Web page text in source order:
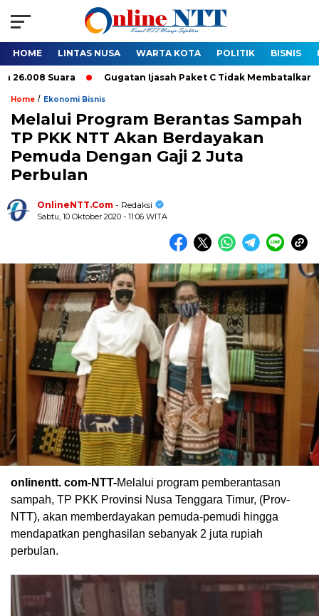
HOME LINTAS NUSA WARTA KOTA POLITIK BISNIS
Suara Gugatan Ijasah Paket C Tidak Membatalkan
Home / Ekonomi Bisnis
Melalui Program Berantas Sampah
TP PKK NTT Akan Berdayakan
Pemuda Dengan Gaji 2 Juta
Perbulan
OnlineNTT.Com - Redaksi
Sabtu, 10 Oktober 2020 - 11:06 WITA
onlinentt. com-NTT-Melalui program pemberantasan
sampah, TP PKK Provinsi Nusa Tenggara Timur, (Prov-
NTT), akan memberdayakan pemuda-pemudi hingga
mendapatkan penghasilan sebanyak 2 juta rupiah
perbulan.